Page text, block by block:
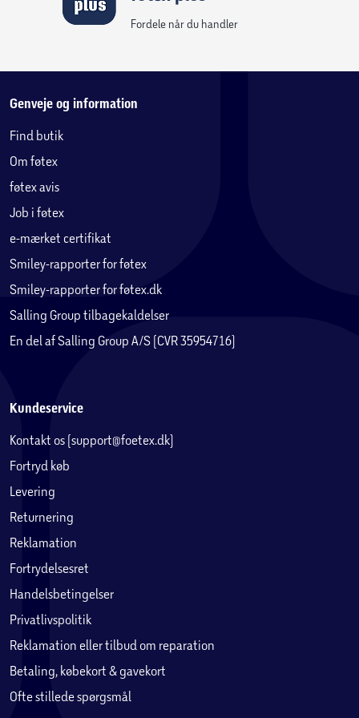
magnetiske sensorer med op til 14-bit opløsning.
programmerbare knapper for mange muligheder i
luften og på jorden
Gashåndtag med indbygget thrust reverser-
mekanisme og rorstyring ved at dreje sidestickens
håndtag (kan låses/oplåses)
potentiometre, for uendelig levetid og optimal
Kompatibel med PC
Fordele når du handler
Genveje og information
Find butik
Om føtex
føtex avis
Job i føtex
e-mærket certifikat
Smiley-rapporter for føtex
Smiley-rapporter for føtex.dk
Salling Group tilbagekaldelser
En del af Salling Group A/S (CVR 35954716)
Kundeservice
Kontakt os (support@foetex.dk)
Fortryd køb
Levering
Returnering
Reklamation
Fortrydelsesret
Handelsbetingelser
Privatlivspolitik
Reklamation eller tilbud om reparation
Betaling, købekort & gavekort
Ofte stillede spørgsmål